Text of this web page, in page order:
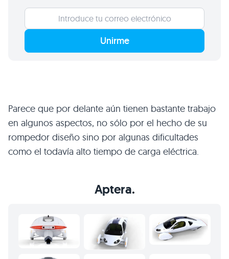
Unirme
Parece que por delante aún tienen bastante trabajo
en algunos aspectos, no sólo por el hecho de su
rompedor diseño sino por algunas dificultades
como el todavía alto tiempo de carga eléctrica.
Aptera.